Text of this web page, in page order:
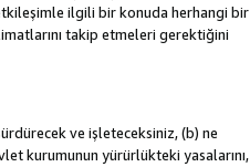
ilgili bir konuda herhangi bir
takip etmeleri gerektiğini
ve işleteceksiniz, (b) ne
kurumunun yürürlükteki yasalarını,